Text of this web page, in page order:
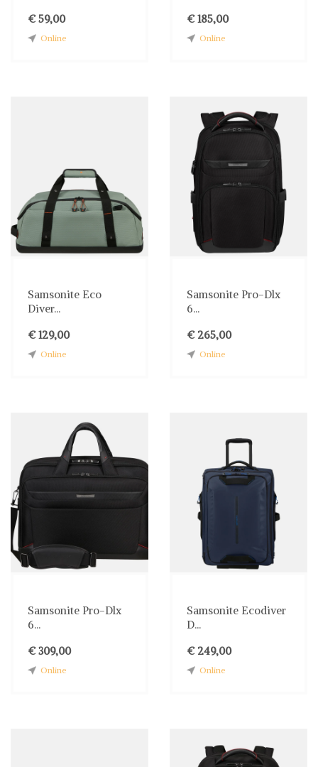
€ 59,00
Online
€ 185,00
Online
Samsonite Eco
Diver...
€ 129,00
Online
Samsonite Pro-Dlx
6...
€ 265,00
Online
Samsonite Pro-Dlx
6...
€ 309,00
Online
Samsonite Ecodiver
D...
€ 249,00
Online